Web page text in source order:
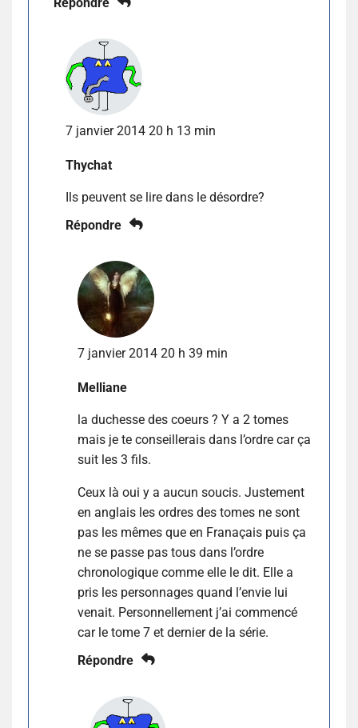
Répondre
7 janvier 2014 20 h 13 min
Thychat
Ils peuvent se lire dans le désordre?
Répondre
7 janvier 2014 20 h 39 min
Melliane
la duchesse des coeurs ? Y a 2 tomes
mais je te conseillerais dans l’ordre car ça
suit les 3 fils.
Ceux là oui y a aucun soucis. Justement
en anglais les ordres des tomes ne sont
pas les mêmes que en Franaçais puis ça
ne se passe pas tous dans l’ordre
chronologique comme elle le dit. Elle a
pris les personnages quand l’envie lui
venait. Personnellement j’ai commencé
car le tome 7 et dernier de la série.
Répondre